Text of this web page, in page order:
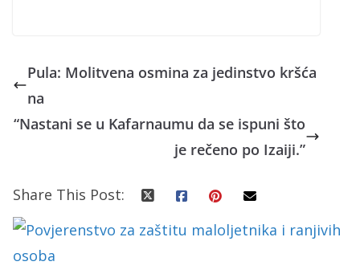
Pula: Molitvena osmina za jedinstvo kršća
na
“Nastani se u Kafarnaumu da se ispuni što
je rečeno po Izaiji.”
Share This Post: